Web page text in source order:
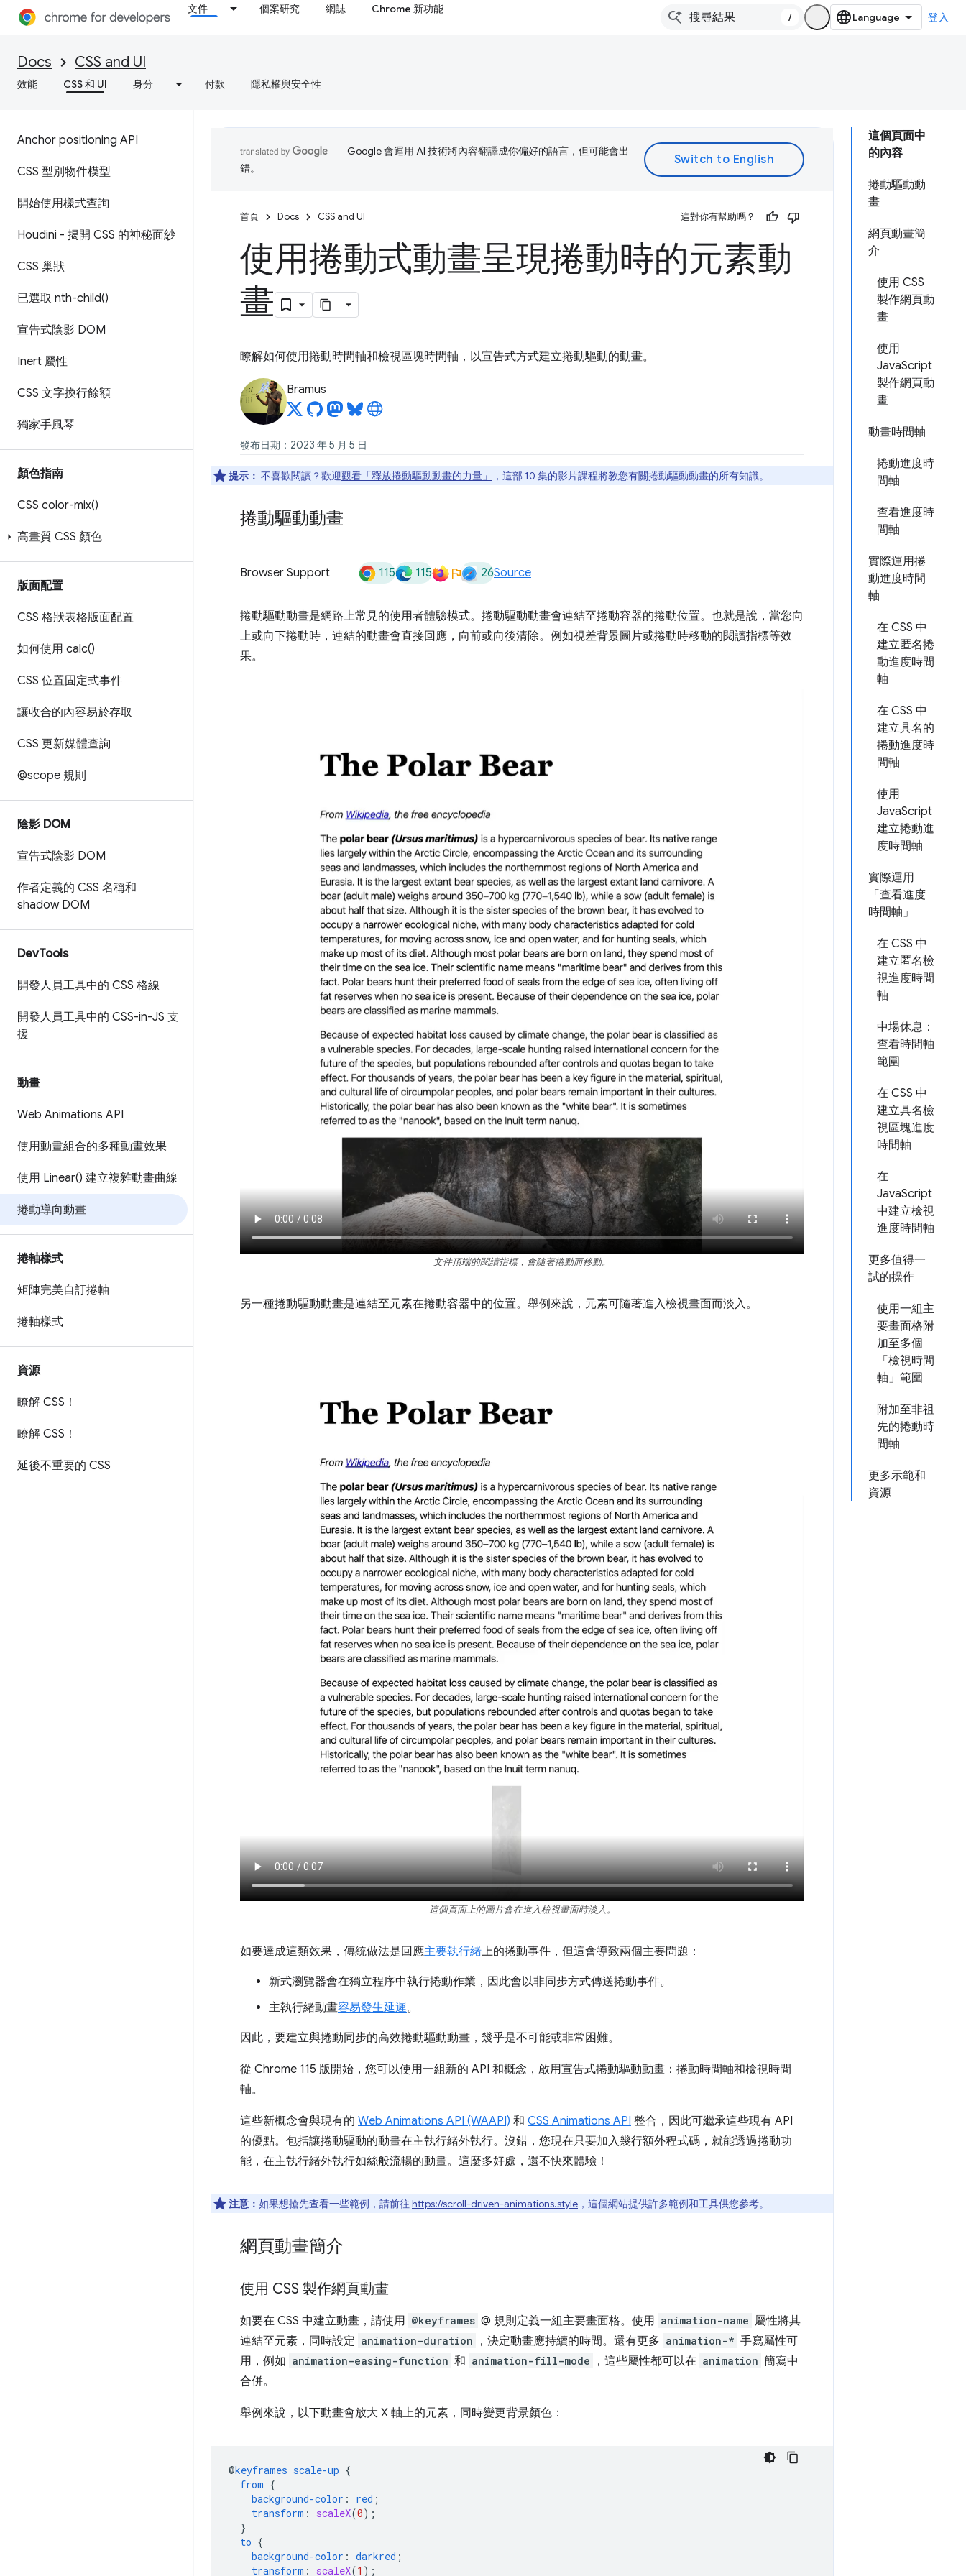
文件 個案研究 網誌 Chrome 新功能
/ 登入
Docs CSS and UI
效能 CSS 和 UI 身分 付款 隱私權與安全性
Anchor positioning API
CSS 型別物件模型
開始使用樣式查詢
Houdini - 揭開 CSS 的神秘面紗
CSS 巢狀
已選取 nth-child()
宣告式陰影 DOM
Inert 屬性
CSS 文字換行餘額
獨家手風琴
顏色指南
CSS color-mix()
高畫質 CSS 顏色
版面配置
CSS 格狀表格版面配置
如何使用 calc()
CSS 位置固定式事件
讓收合的內容易於存取
CSS 更新媒體查詢
@scope 規則
陰影 DOM
宣告式陰影 DOM
作者定義的 CSS 名稱和
shadow DOM
DevTools
開發人員工具中的 CSS 格線
開發人員工具中的 CSS-in-JS 支
援
動畫
Web Animations API
使用動畫組合的多種動畫效果
使用 Linear() 建立複雜動畫曲線
捲動導向動畫
捲軸樣式
矩陣完美自訂捲軸
捲軸樣式
資源
瞭解 CSS！
瞭解 CSS！
延後不重要的 CSS
這個頁面中
的內容
捲動驅動動
畫
網頁動畫簡
介
使用 CSS
製作網頁動
畫
使用
JavaScript
製作網頁動
畫
動畫時間軸
捲動進度時
間軸
查看進度時
間軸
實際運用捲
動進度時間
軸
在 CSS 中
建立匿名捲
動進度時間
軸
在 CSS 中
建立具名的
捲動進度時
間軸
使用
JavaScript
建立捲動進
度時間軸
實際運用
「查看進度
時間軸」
在 CSS 中
建立匿名檢
視進度時間
軸
中場休息：
查看時間軸
範圍
在 CSS 中
建立具名檢
視區塊進度
時間軸
在
JavaScript
中建立檢視
進度時間軸
更多值得一
試的操作
使用一組主
要畫面格附
加至多個
「檢視時間
軸」範圍
附加至非祖
先的捲動時
間軸
更多示範和
資源
Google 會運用 AI 技術將內容翻譯成你偏好的語言，但可能會出
錯。
首頁 Docs CSS and UI 這對你有幫助嗎？
使用捲動式動畫呈現捲動時的元素動
畫
瞭解如何使用捲動時間軸和檢視區塊時間軸，以宣告式方式建立捲動驅動的動畫。
Bramus
發布日期：2023 年 5 月 5 日
提示： 不喜歡閱讀？歡迎觀看「釋放捲動驅動動畫的力量」 ，這部 10 集的影片課程將教您有關捲動驅動動畫的所有知識。
捲動驅動動畫
Browser Support 115 115 26Source
捲動驅動動畫是網路上常見的使用者體驗模式。捲動驅動動畫會連結至捲動容器的捲動位置。也就是說，當您向
上或向下捲動時，連結的動畫會直接回應，向前或向後清除。例如視差背景圖片或捲動時移動的閱讀指標等效
果。
文件頂端的閱讀指標，會隨著捲動而移動。
另一種捲動驅動動畫是連結至元素在捲動容器中的位置。舉例來說，元素可隨著進入檢視畫面而淡入。
這個頁面上的圖片會在進入檢視畫面時淡入。
如要達成這類效果，傳統做法是回應主要執行緒上的捲動事件，但這會導致兩個主要問題：
新式瀏覽器會在獨立程序中執行捲動作業，因此會以非同步方式傳送捲動事件。
主執行緒動畫容易發生延遲。
因此，要建立與捲動同步的高效捲動驅動動畫，幾乎是不可能或非常困難。
從 Chrome 115 版開始，您可以使用一組新的 API 和概念，啟用宣告式捲動驅動動畫：捲動時間軸和檢視時間
軸。
這些新概念會與現有的 Web Animations API (WAAPI) 和 CSS Animations API 整合，因此可繼承這些現有 API
的優點。包括讓捲動驅動的動畫在主執行緒外執行。沒錯，您現在只要加入幾行額外程式碼，就能透過捲動功
能，在主執行緒外執行如絲般流暢的動畫。這麼多好處，還不快來體驗！
注意： 如果想搶先查看一些範例，請前往 https://scroll-driven-animations.style ，這個網站提供許多範例和工具供您參考。
網頁動畫簡介
使用 CSS 製作網頁動畫
如要在 CSS 中建立動畫，請使用 @keyframes @ 規則定義一組主要畫面格。使用 animation-name 屬性將其
連結至元素，同時設定 animation-duration ，決定動畫應持續的時間。還有更多 animation-* 手寫屬性可
用，例如 animation-easing-function 和 animation-fill-mode ，這些屬性都可以在 animation 簡寫中
合併。
舉例來說，以下動畫會放大 X 軸上的元素，同時變更背景顏色：
@keyframes scale-up {
from {
background-color : red ;
transform : scaleX(0);
}
to {
background-color : darkred ;
transform : scaleX(1 );